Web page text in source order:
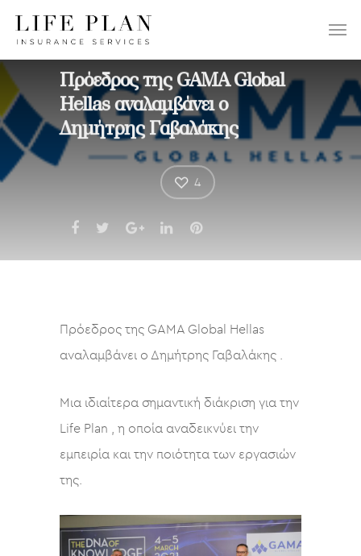
ΕΠΙΛΕΞΤΕ:
Πρόεδρος της GAMA Global
Hellas αναλαμβάνει ο
Δημήτρης Γαβαλάκης
4
Πρόεδρος της GAMA Global Hellas
αναλαμβάνει ο Δημήτρης Γαβαλάκης .
Μια ιδιαίτερα σημαντική διάκριση για την
Life Plan , η οποία αναδεικνύει την
εμπειρία και την ποιότητα των εργασιών
της.